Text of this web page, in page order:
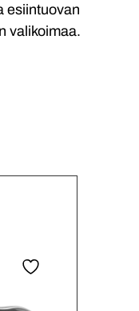
esiintuovan
valikoimaa.